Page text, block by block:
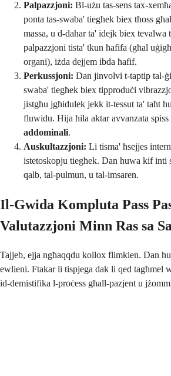
Palpazzjoni: Bl-użu tas-sens tax-
ponta tas-swaba' tiegħek biex tħoss
massa, u d-dahar ta' idejk biex tevalwa
palpazzjoni tista' tkun ħafifa (għal
organi), iżda dejjem ibda ħafif.
Perkussjoni: Dan jinvolvi t-taptip tal-
swaba' tiegħek biex tipproduċi
jistgħu jgħidulek jekk it-tessut ta' taħt
fluwidu. Hija ħila aktar avvanzata spiss
addominali.
Auskultazzjoni: Li tisma' ħsejjes
istetoskopju tiegħek. Dan huwa kif inti
qalb, tal-pulmun, u tal-imsaren.
Il-Gwida Kompluta Pass
Valutazzjoni Minn Ras sa
Tajjeb, ejja ngħaqqdu kollox flimkien. Dan
ewlieni. Ftakar li tispjega dak li qed tagħmel
id-demistifika l-proċess għall-pazjent u